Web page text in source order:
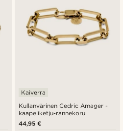
Kullanvärinen Cedric Amager -
kaapeliketju-rannekoru
Kaiverra
44,95 €